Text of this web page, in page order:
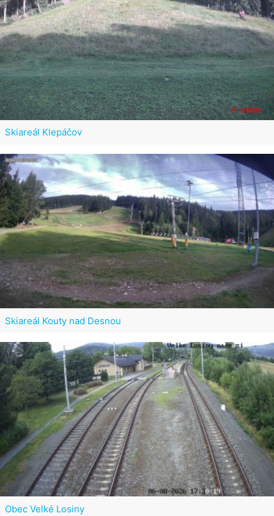
Skiareál Klepáčov
Skiareál Kouty nad Desnou
Obec Velké Losiny